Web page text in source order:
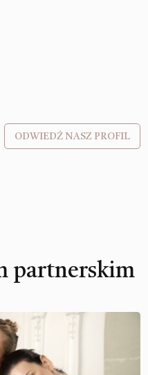
ODWIEDŹ NASZ PROFIL
partnerskim